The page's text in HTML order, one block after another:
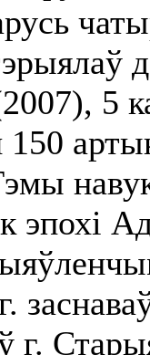
5
эпохі
ў г.